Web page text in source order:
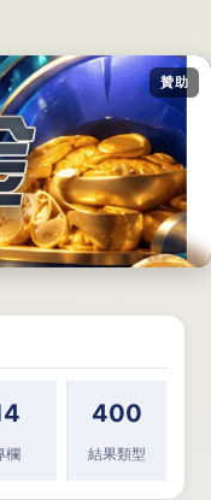
贊助
欄
400
結果類型